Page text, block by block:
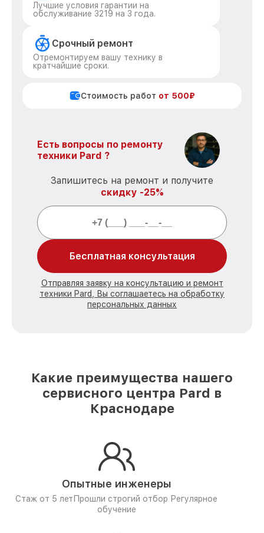
Лучшие условия гарантии на
обслуживание 3219 на 3 года.
Срочный ремонт
Отремонтируем вашу технику в
кратчайшие сроки.
Стоимость работ от 500₽
Есть вопросы по ремонту
техники Pard ?
Запишитесь на ремонт и получите
скидку -25%
Бесплатная консультация
Отправляя заявку на консультацию и ремонт
техники Pard, Вы соглашаетесь на обработку
персональных данных
Какие преимущества нашего
сервисного центра Pard в
Краснодаре
Опытные инженеры
Стаж от 5 лет Прошли строгий отбор Регулярное
обучение